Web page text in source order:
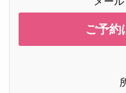
ご予